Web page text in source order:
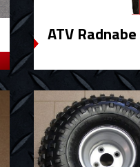
ATV Radnabe